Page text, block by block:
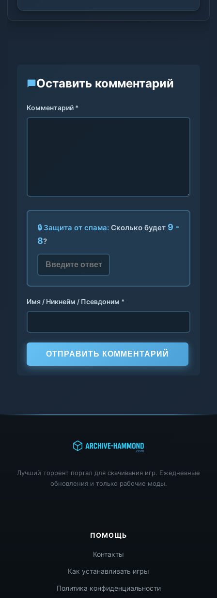
Оставить комментарий
Комментарий *
🔒 Защита от спама: Сколько будет 9 -
8?
Имя / Никнейм / Псевдоним *
ОТПРАВИТЬ КОММЕНТАРИЙ
Лучший торрент портал для скачивания игр. Ежедневные
обновления и только рабочие моды.
ПОМОЩЬ
Контакты
Как устанавливать игры
Политика конфиденциальности